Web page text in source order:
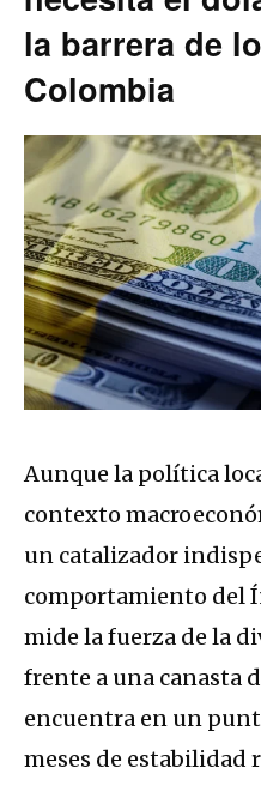
la barrera de
Colombia
Aunque la política
contexto
un catalizador
comportamiento del
mide la fuerza de la
frente a una canasta
encuentra en un
meses de estabilidad